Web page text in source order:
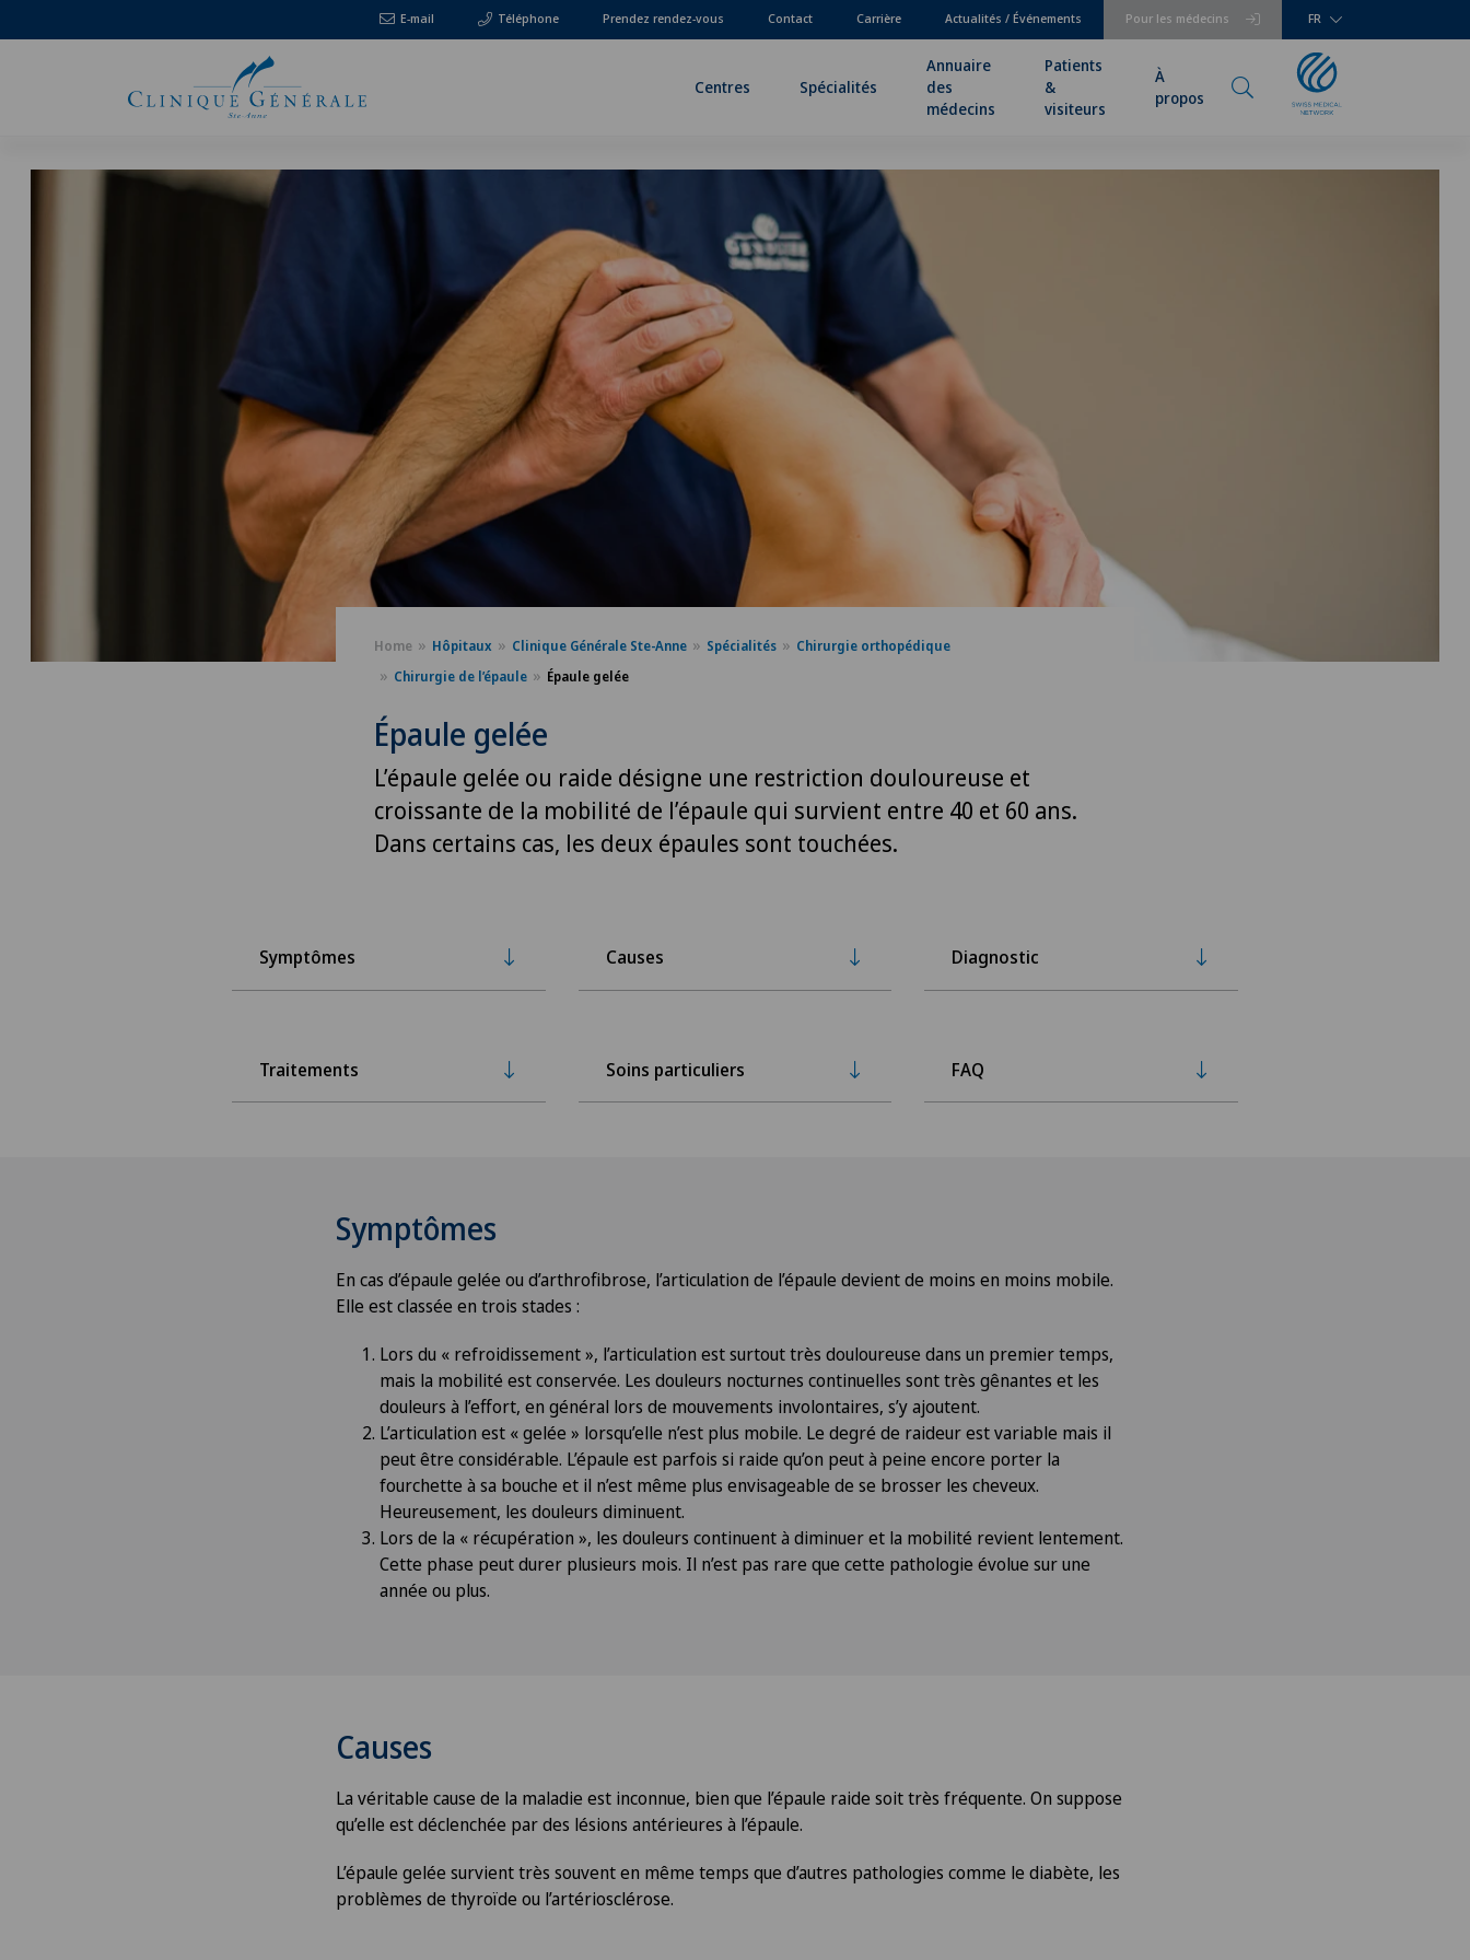
E-mail Téléphone Pour les médecins
Prendez rendez-vous Contact Carrière Actualités / Événements FR
Centres Spécialités
Annuaire
des
médecins
Patients
&
visiteurs
À
propos
Home Hôpitaux Clinique Générale Ste-Anne Spécialités
Chirurgie orthopédique
Chirurgie de l’épaule
Épaule gelée
Épaule gelée
L’épaule gelée ou raide désigne une restriction douloureuse et
croissante de la mobilité de l’épaule qui survient entre 40 et 60 ans.
Dans certains cas, les deux épaules sont touchées.
Symptômes Causes Diagnostic
Traitements Soins particuliers FAQ
Symptômes
En cas d’épaule gelée ou d’arthrofibrose, l’articulation de l’épaule devient de moins en moins mobile.
Elle est classée en trois stades :
Lors du « refroidissement », l’articulation est surtout très douloureuse dans un premier temps,
mais la mobilité est conservée. Les douleurs nocturnes continuelles sont très gênantes et les
douleurs à l’effort, en général lors de mouvements involontaires, s’y ajoutent.
L’articulation est « gelée » lorsqu’elle n’est plus mobile. Le degré de raideur est variable mais il
peut être considérable. L’épaule est parfois si raide qu’on peut à peine encore porter la
fourchette à sa bouche et il n’est même plus envisageable de se brosser les cheveux.
Heureusement, les douleurs diminuent.
Lors de la « récupération », les douleurs continuent à diminuer et la mobilité revient lentement.
Cette phase peut durer plusieurs mois. Il n’est pas rare que cette pathologie évolue sur une
année ou plus.
Causes
La véritable cause de la maladie est inconnue, bien que l’épaule raide soit très fréquente. On suppose
qu’elle est déclenchée par des lésions antérieures à l’épaule.
L’épaule gelée survient très souvent en même temps que d’autres pathologies comme le diabète, les
problèmes de thyroïde ou l’artériosclérose.